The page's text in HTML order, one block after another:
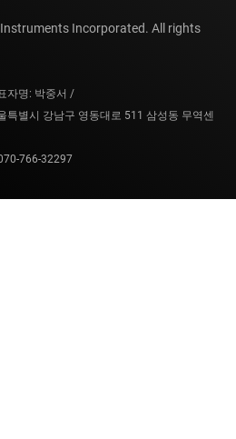
Incorporated. All rights
자명: 박중서 /
특별시 강남구 영동대로 511 삼성동 무역센
766-32297